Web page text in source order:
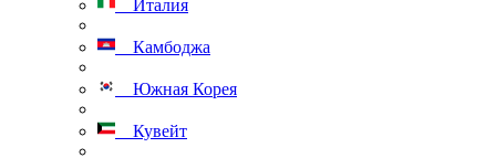
Италия
Камбоджа
Южная Корея
Кувейт